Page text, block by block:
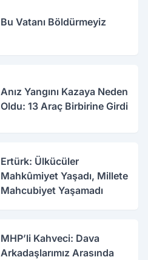
Bu Vatanı Böldürmeyiz
Anız Yangını Kazaya Neden
Oldu: 13 Araç Birbirine Girdi
Ertürk: Ülkücüler
Mahkûmiyet Yaşadı, Millete
Mahcubiyet Yaşamadı
MHP’li Kahveci: Dava
Arkadaşlarımız Arasında